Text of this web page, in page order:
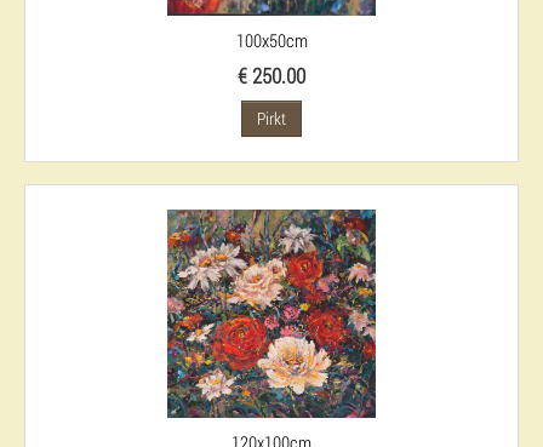
100x50cm
€ 250.00
Pirkt
120x100cm